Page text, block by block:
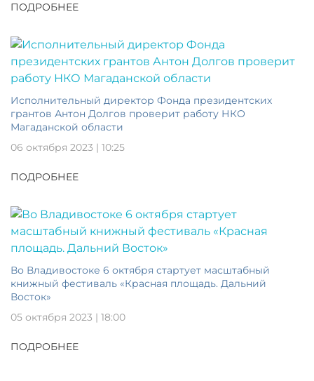
ПОДРОБНЕЕ
Исполнительный директор Фонда президентских
грантов Антон Долгов проверит работу НКО
Магаданской области
06 октября 2023 | 10:25
ПОДРОБНЕЕ
Во Владивостоке 6 октября стартует масштабный
книжный фестиваль «Красная площадь. Дальний
Восток»
05 октября 2023 | 18:00
ПОДРОБНЕЕ